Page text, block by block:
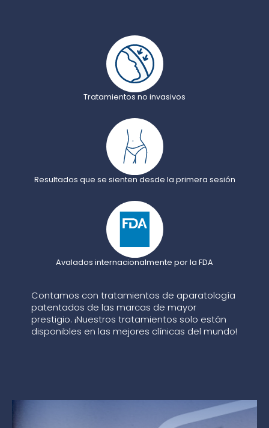
Tratamientos no invasivos
Resultados que se sienten desde la primera sesión
Avalados internacionalmente por la FDA
Contamos con tratamientos de aparatología
patentados de las marcas de mayor
prestigio. ¡Nuestros tratamientos solo están
disponibles en las mejores clínicas del mundo!